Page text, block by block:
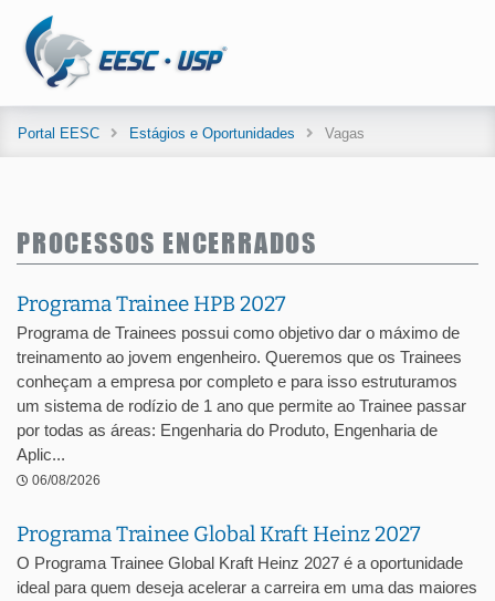
Portal EESC Estágios e Oportunidades Vagas
PROCESSOS ENCERRADOS
Programa Trainee HPB 2027
Programa de Trainees possui como objetivo dar o máximo de
treinamento ao jovem engenheiro. Queremos que os Trainees
conheçam a empresa por completo e para isso estruturamos
um sistema de rodízio de 1 ano que permite ao Trainee passar
por todas as áreas: Engenharia do Produto, Engenharia de
Aplic...
06/08/2026
Programa Trainee Global Kraft Heinz 2027
O Programa Trainee Global Kraft Heinz 2027 é a oportunidade
ideal para quem deseja acelerar a carreira em uma das maiores